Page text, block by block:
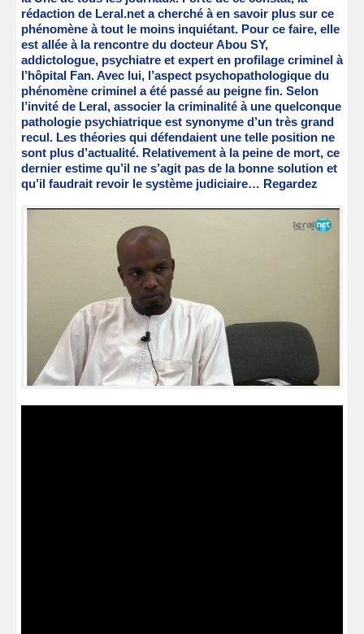
rédaction de Leral.net a cherché à en savoir plus sur ce
phénomène à tout le moins inquiétant. Pour ce faire, elle
est allée à la rencontre du docteur Abou SY,
addictologue, psychiatre et expert en profilage criminel à
l’hôpital Fan. Avec lui, l’aspect psychopathologique du
phénomène criminel a été passé au peigne fin. Selon
l’invité de Leral, associer la criminalité à une quelconque
pathologie psychiatrique est synonyme d’un très grand
recul. Les théories qui défendaient une telle position ne
sont plus d’actualité. Relativement à la peine de mort, ce
dernier estime qu’il ne s’agit pas de la bonne solution et
qu’il faudrait revoir le système judiciaire… Regardez